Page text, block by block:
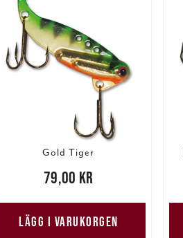
Gold Tiger
79,00 kr
79,00 kr
LÄGG I VARUKORGEN